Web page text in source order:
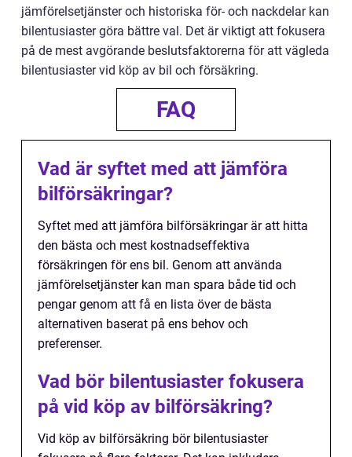
jämförelsetjänster och historiska för- och nackdelar kan
bilentusiaster göra bättre val. Det är viktigt att fokusera
på de mest avgörande beslutsfaktorerna för att vägleda
bilentusiaster vid köp av bil och försäkring.
FAQ
Vad är syftet med att jämföra
bilförsäkringar?
Syftet med att jämföra bilförsäkringar är att hitta
den bästa och mest kostnadseffektiva
försäkringen för ens bil. Genom att använda
jämförelsetjänster kan man spara både tid och
pengar genom att få en lista över de bästa
alternativen baserat på ens behov och
preferenser.
Vad bör bilentusiaster fokusera
på vid köp av bilförsäkring?
Vid köp av bilförsäkring bör bilentusiaster